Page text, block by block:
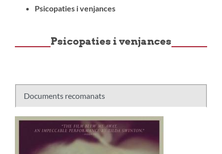
Psicopaties i venjances
Psicopaties i venjances
Documents recomanats